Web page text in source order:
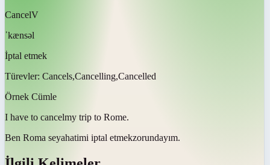
CancelV
ˈkænsəl
İptal etmek
Türevler: Cancels,Cancelling,Cancelled
Örnek Cümle
I have to cancelmy trip to Rome.
Ben Roma seyahatimi iptal etmekzorundayım.